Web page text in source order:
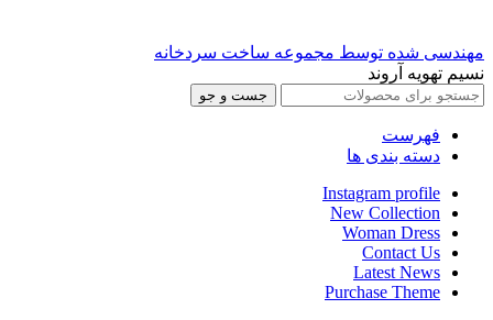
مهندسی شده توسط مجموعه ساخت سردخانه
نسیم تهویه آروند
جست و جو
فهرست
دسته بندی ها
Instagram profile
New Collection
Woman Dress
Contact Us
Latest News
Purchase Theme